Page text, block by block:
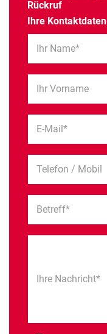
Rückruf
Ihre Kontaktdaten
Ihr Name*
Ihr Vorname
E-Mail*
Telefon / Mobil
Betreff*
Ihre Nachricht*